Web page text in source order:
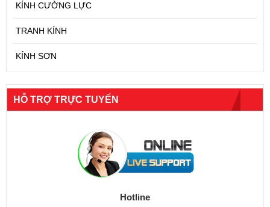
KÍNH CƯỜNG LỰC
TRANH KÍNH
KÍNH SƠN
HỖ TRỢ TRỰC TUYẾN
Hotline